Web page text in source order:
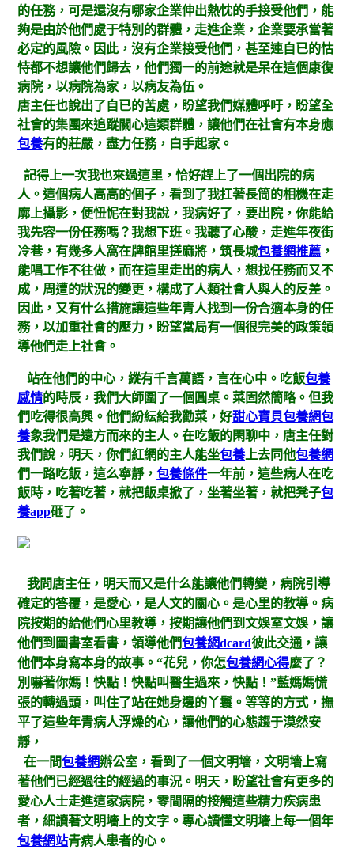
的任務，可是還沒有哪家企業伸出熱忱的手接受他們，能
夠是由於他們處于特別的群體，走進企業，企業要承當著
必定的風險。因此，沒有企業接受他們，甚至連自已的怙
恃都不想讓他們歸去，他們獨一的前途就是呆在這個康復
病院，以病院為家，以病友為伍。
唐主任也說出了自已的苦處，盼望我們媒體呼吁，盼望全
社會的集團來追蹤關心這類群體，讓他們在社會有本身應
包養有的莊嚴，盡力任務，白手起家。
記得上一次我也來過這里，恰好趕上了一個出院的病
人。這個病人高高的個子，看到了我扛著長筒的相機在走
廓上攝影，便忸怩在對我說，我病好了，要出院，你能給
我先容一份任務嗎？我想下班。我聽了心酸，走進年夜街
冷巷，有幾多人窩在牌館里搓麻將，筑長城包養網推薦 ，
能唱工作不往做，而在這里走出的病人，想找任務而又不
成，周遭的狀況的變更，構成了人類社會人與人的反差。
因此，又有什么措施讓這些年青人找到一份合適本身的任
務，以加重社會的壓力，盼望當局有一個很完美的政策領
導他們走上社會。
站在他們的中心，縱有千言萬語，言在心中。吃飯包養
感情的時辰，我們大師圍了一個圓桌。菜固然簡略。但我
們吃得很高興。他們紛紜給我勸菜，好甜心寶貝包養網包
養象我們是遠方而來的主人。在吃飯的閑聊中，唐主任對
我們說，明天，你們紅網的主人能坐包養上去同他包養網
們一路吃飯，這么寧靜，包養條件一年前，這些病人在吃
飯時，吃著吃著，就把飯桌掀了，坐著坐著，就把凳子包
養app砸了。
我問唐主任，明天而又是什么能讓他們轉變，病院引導
確定的答覆，是愛心，是人文的關心。是心里的教導。病
院按期的給他們心里教導，按期讓他們到文娛室文娛，讓
他們到圖書室看書，領導他們包養網dcard彼此交通，讓
他們本身寫本身的故事。“花兒，你怎包養網心得麼了？
別嚇著你媽！快點！快點叫醫生過來，快點！”藍媽媽慌
張的轉過頭，叫住了站在她身邊的丫鬟。等等的方式，撫
平了這些年青病人浮燥的心，讓他們的心態趨于漠然安
靜，
在一間包養網辦公室，看到了一個文明墻，文明墻上寫
著他們已經過往的經過的事況。明天，盼望社會有更多的
愛心人士走進這家病院，零間隔的接觸這些精力疾病患
者，細讀著文明墻上的文字。專心讀懂文明墻上每一個年
包養網站青病人患者的心。